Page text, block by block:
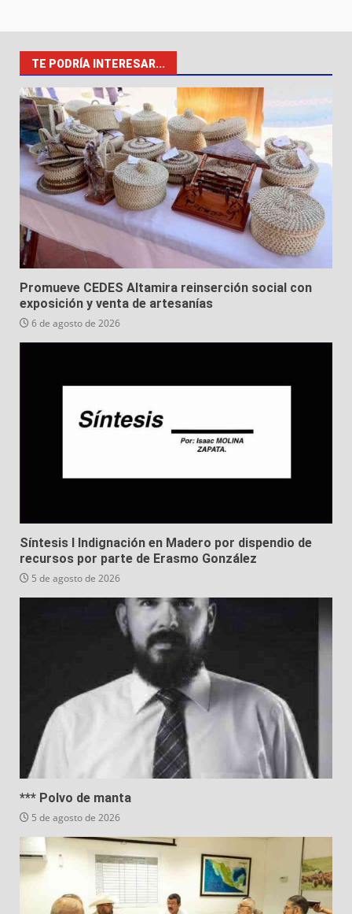
TE PODRÍA INTERESAR...
Promueve CEDES Altamira reinserción social con
exposición y venta de artesanías
6 de agosto de 2026
Síntesis I Indignación en Madero por dispendio de
recursos por parte de Erasmo González
5 de agosto de 2026
*** Polvo de manta
5 de agosto de 2026